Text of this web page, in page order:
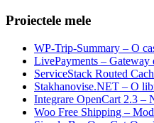
Proiectele mele
WP-Trip-Summary – O
LivePayments – Gateway
ServiceStack Routed
Stakhanovise.NET – O
Integrare OpenCart 2.3 –
Woo Free Shipping –